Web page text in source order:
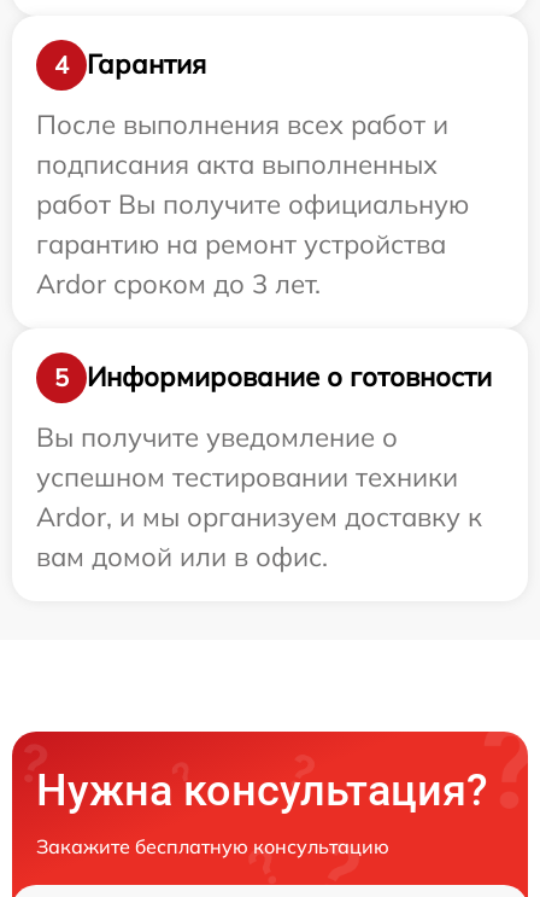
4
Гарантия
После выполнения всех работ и
подписания акта выполненных
работ Вы получите официальную
гарантию на ремонт устройства
Ardor сроком до 3 лет.
5
Информирование о готовности
Вы получите уведомление о
успешном тестировании техники
Ardor, и мы организуем доставку к
вам домой или в офис.
Нужна консультация?
Закажите бесплатную консультацию